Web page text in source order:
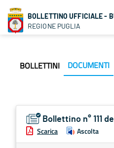
BOLLETTINO UFFICIALE -
REGIONE PUGLIA
BOLLETTINI DOCUMENTI
Bollettino n° 111
Scarica Ascolta